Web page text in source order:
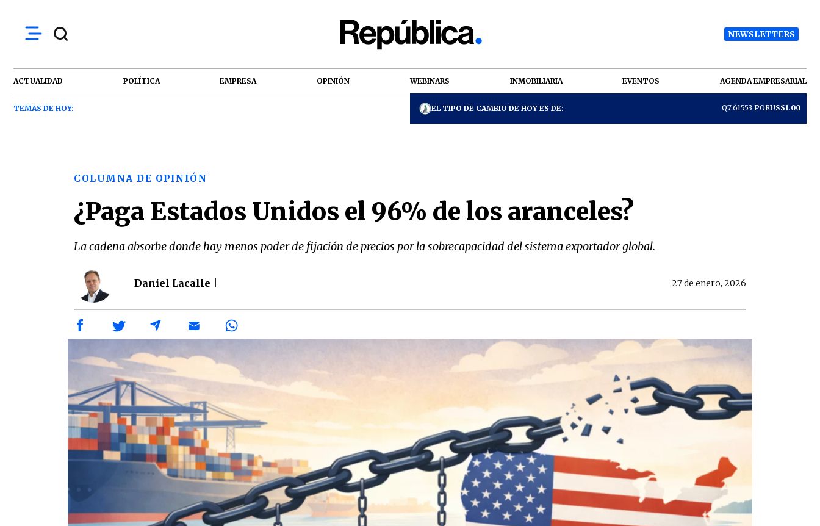
NEWSLETTERS
ACTUALIDAD POLÍTICA EMPRESA OPINIÓN WEBINARS INMOBILIARIA EVENTOS AGENDA EMPRESARIAL
TEMAS DE HOY: EL TIPO DE CAMBIO DE HOY ES DE: Q7.61553 PORUS$1.00
COLUMNA DE OPINIÓN
¿Paga Estados Unidos el 96% de los aranceles?
La cadena absorbe donde hay menos poder de fijación de precios por la sobrecapacidad del sistema exportador global.
Daniel Lacalle | 27 de enero, 2026